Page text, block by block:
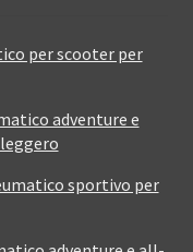
per scooter per
adventure e
sportivo per